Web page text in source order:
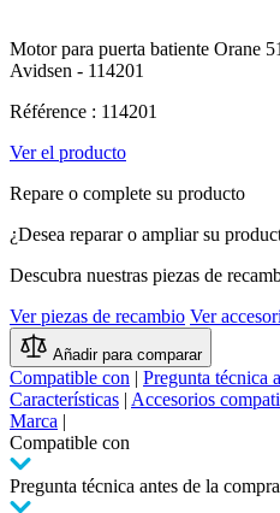
Motor para puerta batiente Orane
Avidsen - 114201
Référence : 114201
Ver el producto
Repare o complete su producto
¿Desea reparar o ampliar su
Descubra nuestras piezas de
Ver piezas de recambio Ver
Añadir para comparar
Compatible con | Pregunta técnica
Características | Accesorios
Marca |
Compatible con
Pregunta técnica antes de la compra